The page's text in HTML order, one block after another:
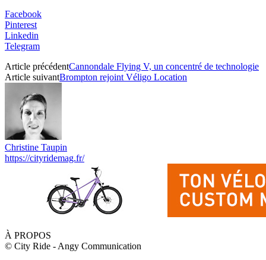
Facebook
Pinterest
Linkedin
Telegram
Article précédentCannondale Flying V, un concentré de technologie
Article suivantBrompton rejoint Véligo Location
Christine Taupin
https://cityridemag.fr/
À PROPOS
© City Ride - Angy Communication